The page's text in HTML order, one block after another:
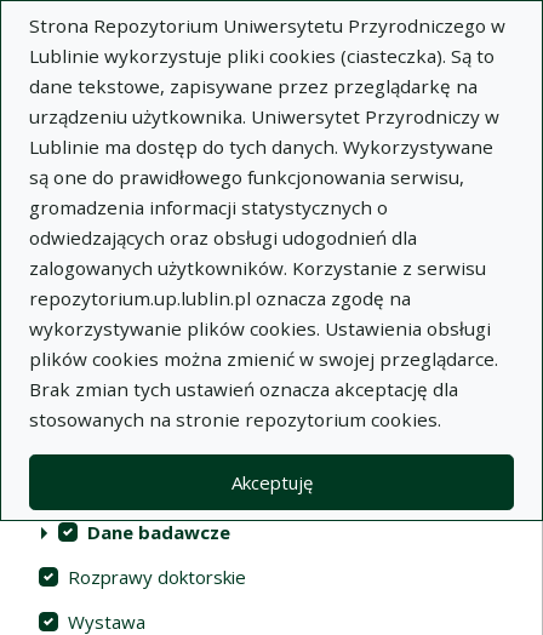
Strona Repozytorium Uniwersytetu Przyrodniczego w
Lublinie wykorzystuje pliki cookies (ciasteczka). Są to
dane tekstowe, zapisywane przez przeglądarkę na
urządzeniu użytkownika. Uniwersytet Przyrodniczy w
Lublinie ma dostęp do tych danych. Wykorzystywane
są one do prawidłowego funkcjonowania serwisu,
gromadzenia informacji statystycznych o
odwiedzających oraz obsługi udogodnień dla
zalogowanych użytkowników. Korzystanie z serwisu
repozytorium.up.lublin.pl oznacza zgodę na
wykorzystywanie plików cookies. Ustawienia obsługi
plików cookies można zmienić w swojej przeglądarce.
Brak zmian tych ustawień oznacza akceptację dla
stosowanych na stronie repozytorium cookies.
Akceptuję
Repozytorium Uniwersytetu
Przyrodniczego w Lublinie
Indeksy
Akcje na kolekcjach Wyczyść Zaznacz wszystko
Kolekcje(automatyczne przeładowanie treści)
Publikacje naukowe
Materiały audiowizualne
Dane badawcze
Rozprawy doktorskie
Wystawa